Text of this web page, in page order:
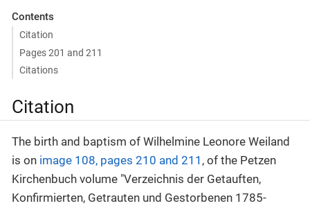
Contents
Citation
Pages 201 and 211
Citations
Citation
The birth and baptism of Wilhelmine Leonore Weiland
is on image 108, pages 210 and 211 , of the Petzen
Kirchenbuch volume "Verzeichnis der Getauften,
Konfirmierten, Getrauten und Gestorbenen 1785-